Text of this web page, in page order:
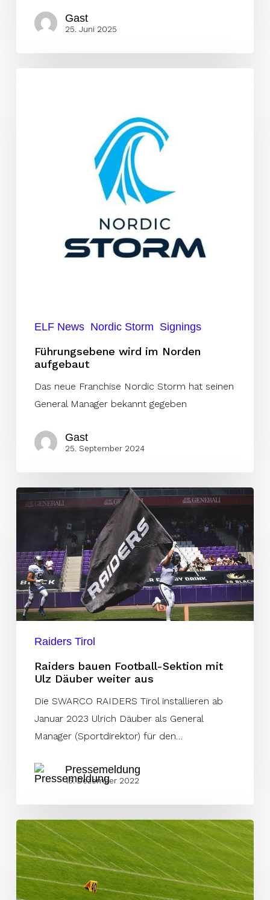
Gast
25. Juni 2025
ELF News Nordic Storm Signings
Führungsebene wird im Norden
aufgebaut
Das neue Franchise Nordic Storm hat seinen
General Manager bekannt gegeben
Gast
25. September 2024
Raiders
Football-
mit
Ulz
Däuber
weiter
Raiders Tirol
Raiders bauen Football-Sektion mit
Ulz Däuber weiter aus
Die SWARCO RAIDERS Tirol installieren ab
Januar 2023 Ulrich Däuber als General
Manager (Sportdirektor) für den…
Pressemeldung
15. Dezember 2022
Umstrukturierung
im
Front
Office